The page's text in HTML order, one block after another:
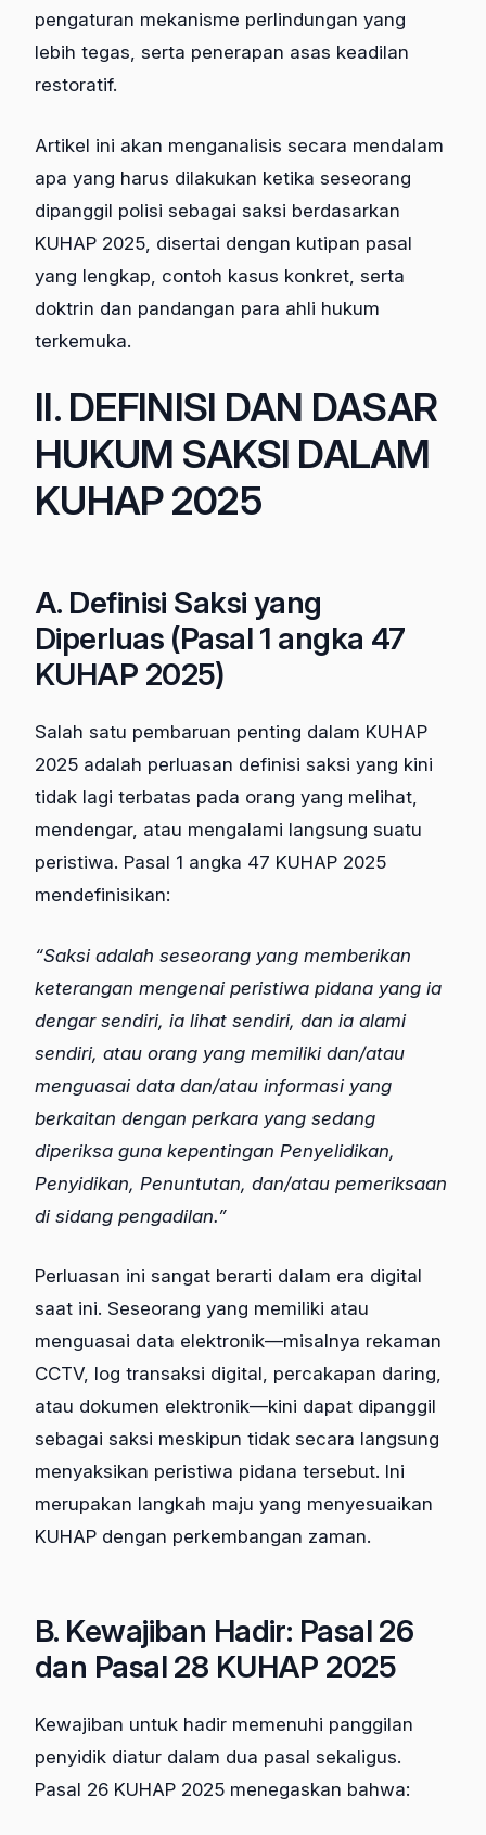
pengaturan mekanisme perlindungan yang
lebih tegas, serta penerapan asas keadilan
restoratif.
Artikel ini akan menganalisis secara mendalam
apa yang harus dilakukan ketika seseorang
dipanggil polisi sebagai saksi berdasarkan
KUHAP 2025, disertai dengan kutipan pasal
yang lengkap, contoh kasus konkret, serta
doktrin dan pandangan para ahli hukum
terkemuka.
II. DEFINISI DAN DASAR
HUKUM SAKSI DALAM
KUHAP 2025
A. Definisi Saksi yang
Diperluas (Pasal 1 angka 47
KUHAP 2025)
Salah satu pembaruan penting dalam KUHAP
2025 adalah perluasan definisi saksi yang kini
tidak lagi terbatas pada orang yang melihat,
mendengar, atau mengalami langsung suatu
peristiwa. Pasal 1 angka 47 KUHAP 2025
mendefinisikan:
“Saksi adalah seseorang yang memberikan
keterangan mengenai peristiwa pidana yang ia
dengar sendiri, ia lihat sendiri, dan ia alami
sendiri, atau orang yang memiliki dan/atau
menguasai data dan/atau informasi yang
berkaitan dengan perkara yang sedang
diperiksa guna kepentingan Penyelidikan,
Penyidikan, Penuntutan, dan/atau pemeriksaan
di sidang pengadilan.”
Perluasan ini sangat berarti dalam era digital
saat ini. Seseorang yang memiliki atau
menguasai data elektronik—misalnya rekaman
CCTV, log transaksi digital, percakapan daring,
atau dokumen elektronik—kini dapat dipanggil
sebagai saksi meskipun tidak secara langsung
menyaksikan peristiwa pidana tersebut. Ini
merupakan langkah maju yang menyesuaikan
KUHAP dengan perkembangan zaman.
B. Kewajiban Hadir: Pasal 26
dan Pasal 28 KUHAP 2025
Kewajiban untuk hadir memenuhi panggilan
penyidik diatur dalam dua pasal sekaligus.
Pasal 26 KUHAP 2025 menegaskan bahwa: